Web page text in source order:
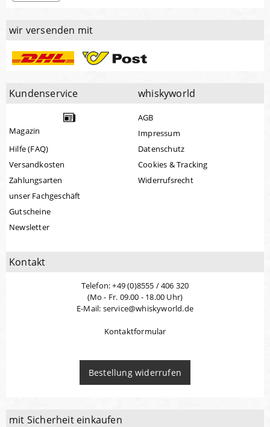
wir versenden mit
Kundenservice
Magazin
Hilfe (FAQ)
Versandkosten
Zahlungsarten
unser Fachgeschäft
Gutscheine
Newsletter
whiskyworld
AGB
Impressum
Datenschutz
Cookies & Tracking
Widerrufsrecht
Kontakt
Telefon: +49 (0)8555 / 406 320
(Mo - Fr. 09.00 - 18.00 Uhr)
E-Mail: service@whiskyworld.de
Kontaktformular
Bestellung widerrufen
mit Sicherheit einkaufen